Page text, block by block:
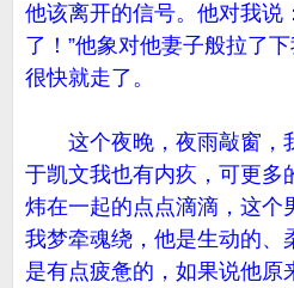
他该离开的信号。他对我说
了！”他象对他妻子般拉了
很快就走了。
这个夜晚，夜雨敲窗，
于凯文我也有内疚，可更多
炜在一起的点点滴滴，这个
我梦牵魂绕，他是生动的、
是有点疲惫的，如果说他原